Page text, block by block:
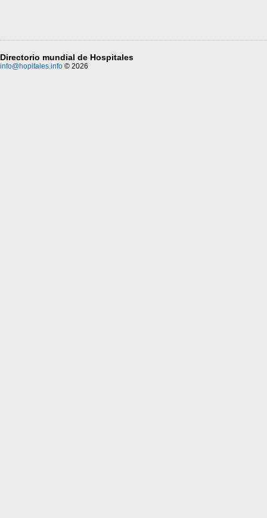
Directorio mundial de Hospitales
info@hopitales.info © 2026